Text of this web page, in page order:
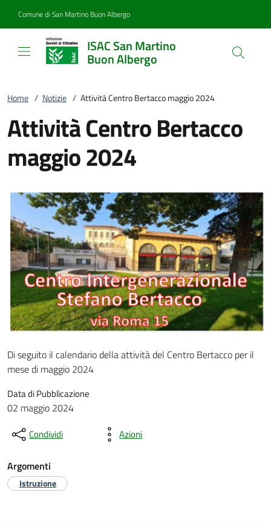
Comune di San Martino Buon Albergo
ISAC San Martino
Buon Albergo
Home / Notizie / Attività Centro Bertacco maggio 2024
Attività Centro Bertacco
maggio 2024
Di seguito il calendario della attività del Centro Bertacco per il
mese di maggio 2024
Data di Pubblicazione
02 maggio 2024
Condividi Azioni
Argomenti
Istruzione